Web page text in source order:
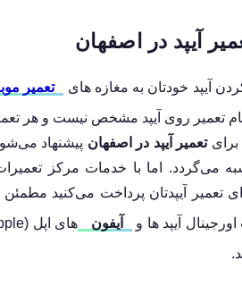
آیپد در اصفهان
آیپد خودتان به مغازه های تعمیر
تعمیر روی آیپد مشخص نیست و هر
برایتعمیر آیپد در اصفهان پیشنهاد
می‌گردد. اما با خدمات مرکز تعمیرات
تعمیر آیپدتان پرداخت می‌کنید
آیپد ها و
آیفون